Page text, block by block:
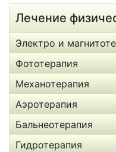
Лечение
Электро и
Фототерапия
Механотерапия
Аэротерапия
Бальнеотерапия
Гидротерапия